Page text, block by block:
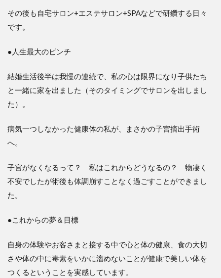
その後も自宅サロン+エステサロン+SPAなどで研鑽する日々
です。
●人生最大のピンチ
結婚生活後半は我慢の連続で、私の心は限界になり子供たち
と一緒に家を出ました（そのタイミングでサロンを出しまし
た）。
病気一つしなかった健康体の私が、まさかの子宮摘出手術
へ。
子宮がなくなるって？ 私はこれからどうなるの？ 物凄く
不安でしたが術後も体調崩すことなく過ごすことができまし
た。
●これからの夢＆目標
自身の体験やお客さまと接する中で心と体の健康、食の大切
さや体の中に毒素をいかに溜めないことが健康で美しい体を
つくるということを実感しています。